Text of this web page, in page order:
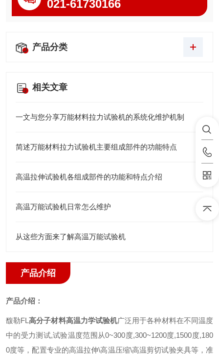
021-61730166
产品分类
相关文章
一文与您分享万能材料拉力试验机的系统化维护机制
简述万能材料拉力试验机主要组成部件的功能特点
高温拉伸试验机各组成部件的功能和特点介绍
高温万能试验机日常怎么维护
从这些方面来了解高温万能试验机
产品介绍
产品介绍：
馥勒FL高分子材料高温力学试验机广泛用于各种材料在不同温度
中的受力测试,试验温度范围从0~300度,300~1200度,1500度,180
0度等，配置专业的高温拉伸\高温压缩\高温剪切试验夹具等，准